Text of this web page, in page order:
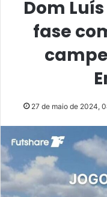
Dom
fase
27 de maio de 2024,